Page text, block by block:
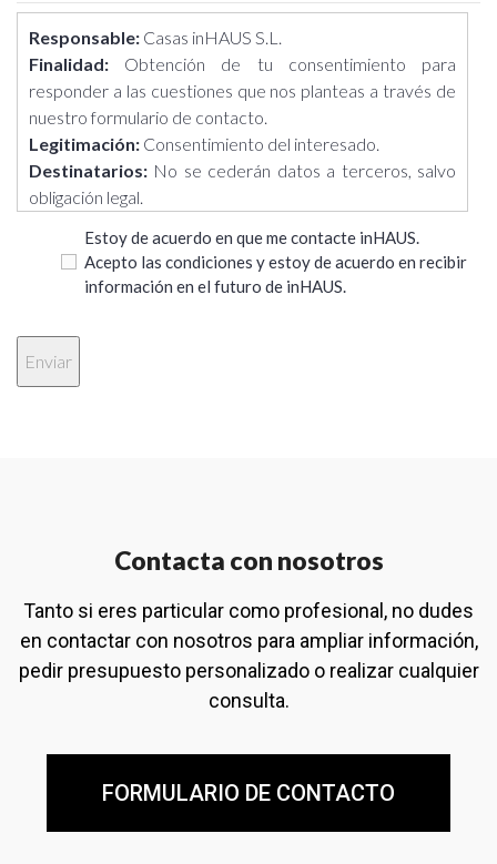
Responsable: Casas inHAUS S.L.
Finalidad: Obtención de tu consentimiento para
responder a las cuestiones que nos planteas a través de
nuestro formulario de contacto.
Legitimación: Consentimiento del interesado.
Destinatarios: No se cederán datos a terceros, salvo
obligación legal.
como otros derechos, como se explica en la información
adicional.
siguiente enlace: https://casasinhaus.com/ley-de-
proteccion-de-datos/
Estoy de acuerdo en que me contacte inHAUS.
Acepto las condiciones y estoy de acuerdo en recibir
información en el futuro de inHAUS.
Contacta con nosotros
Tanto si eres particular como profesional, no dudes
en contactar con nosotros para ampliar información,
pedir presupuesto personalizado o realizar cualquier
consulta.
FORMULARIO DE CONTACTO